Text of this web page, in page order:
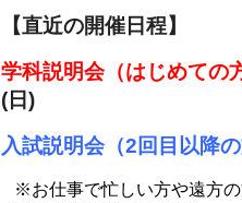
【直近の開催日程】
学科説明会（はじめての
(日)
入試説明会（2回目以降の
※お仕事で忙しい方や遠方